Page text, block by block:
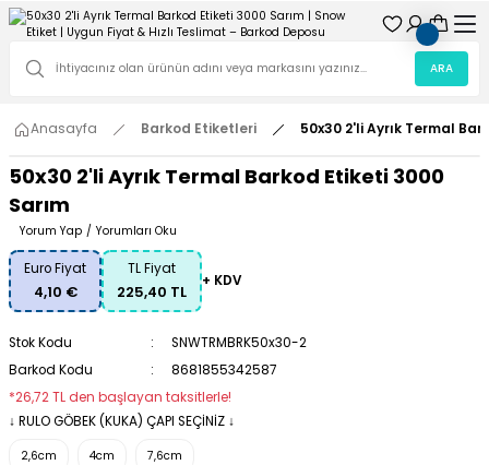
ARA
Anasayfa Barkod Etiketleri 50x30 2'li Ayrık Termal
50x30 2'li Ayrık Termal Barkod Etiketi 3000
Sarım
Yorum Yap / Yorumları Oku
Euro Fiyat
4,10 €
TL Fiyat
225,40 TL
+ KDV
Stok Kodu
SNWTRMBRK50x30-2
Barkod Kodu
8681855342587
*26,72 TL den başlayan taksitlerle!
↓ RULO GÖBEK (KUKA) ÇAPI SEÇİNİZ ↓
2,6cm 4cm 7,6cm